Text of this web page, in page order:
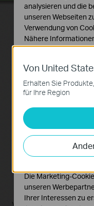
Der integrierte
Von United
Erhalten Sie
für Ihre Region
analysieren und die
unseren Webseiten
Verwendung von
Nähere
Notwendige
erforderlich und
Analyse- und
Analyse-Cookies
auf unserer Website
Funktionsweise
Die Marketing-
unseren
Ihrer Interessen zu